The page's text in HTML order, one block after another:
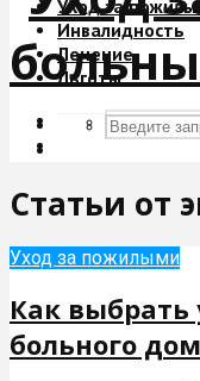
Уход за
Инвалидность
Лечение
Льготы
Статьи от
Уход за пожилыми
Как выбрать
больного